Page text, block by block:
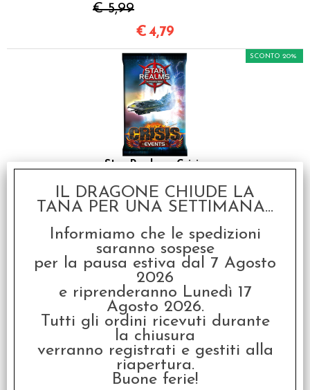
€ 5,99
€4,79
Star Realms - Crisis:
Eventi
€ 5,99
SCONTO 20%
Star Realms - Crisis:
Flotte e Fortezze
€ 5,99
IL DRAGONE CHIUDE LA
TANA PER UNA SETTIMANA...
Informiamo che le spedizioni
saranno sospese
per la pausa estiva dal 7 Agosto
2026
e riprenderanno Lunedì 17
Agosto 2026.
Tutti gli ordini ricevuti durante
la chiusura
verranno registrati e gestiti alla
riapertura.
Buone ferie!